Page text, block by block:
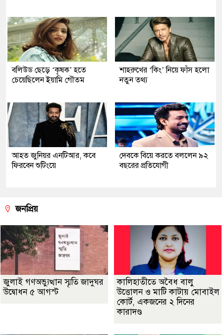
বলিউড ছেড়ে ‘কৃষক’ হতে
চেয়েছিলেন ইয়ামি গৌতম
শাহরুখের ‘কিং’ নিয়ে ফাঁস হলো
নতুন তথ্য
আহত জুনিয়র এনটিআর, কবে
ফিরবেন শুটিংয়ে
দেবকে বিয়ে করতে বললেন ৯২
বছরের প্রতিযোগী
জনপ্রিয়
জুলাই গণঅভ্যুত্থান স্মৃতি জাদুঘর
উদ্বোধন ৫ আগস্ট
কালিহাতীতে অবৈধ বালু
উত্তোলন ও মাটি কাটায় মোবাইল
কোর্ট, একজনের ২ দিনের
কারাদণ্ড